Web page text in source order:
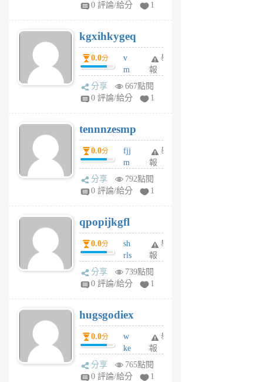
6
個
月
前
0 評論/給分 1
kgxihkygeq
0.0分
v
m
sg
sr
6
個
月
前
舉
報
分享
667點閱
0 評論/給分
1
tennnzesmp
0.0分
fjj
m
w
rs
6
個
月
前
舉
報
分享
792點閱
0 評論/給分
1
qpopijkgfl
0.0分
sh
rls
k
m
6
個
月
前
舉
報
分享
739點閱
0 評論/給分
1
hugsgodiex
0.0分
w
ke
rv
pj
舉
報
分享
765點閱
0 評論/給分
1